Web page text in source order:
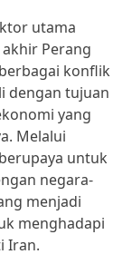
utama
Perang
konflik
dengan tujuan
yang
Melalui
untuk
negara-
menjadi
menghadapi
Iran.